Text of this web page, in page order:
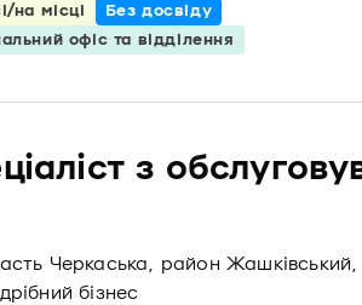
на місці
Без досвіду
офіс та відділення
з
Черкаська, район
бізнес